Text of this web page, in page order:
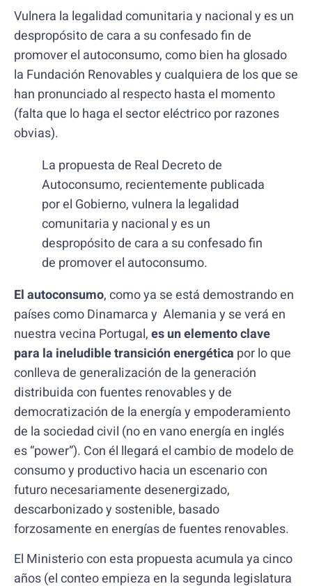
Vulnera la legalidad comunitaria y nacional y es un
despropósito de cara a su confesado fin de
promover el autoconsumo, como bien ha glosado
la Fundación Renovables y cualquiera de los que se
han pronunciado al respecto hasta el momento
(falta que lo haga el sector eléctrico por razones
obvias).
La propuesta de Real Decreto de
Autoconsumo, recientemente publicada
por el Gobierno, vulnera la legalidad
comunitaria y nacional y es un
despropósito de cara a su confesado fin
de promover el autoconsumo.
El autoconsumo, como ya se está demostrando en
países como Dinamarca y Alemania y se verá en
nuestra vecina Portugal,es un elemento clave
para la ineludible transición energética por lo que
conlleva de generalización de la generación
distribuida con fuentes renovables y de
democratización de la energía y empoderamiento
de la sociedad civil (no en vano energía en inglés
es “power”). Con él llegará el cambio de modelo de
consumo y productivo hacia un escenario con
futuro necesariamente desenergizado,
descarbonizado y sostenible, basado
forzosamente en energías de fuentes renovables.
El Ministerio con esta propuesta acumula ya cinco
años (el conteo empieza en la segunda legislatura